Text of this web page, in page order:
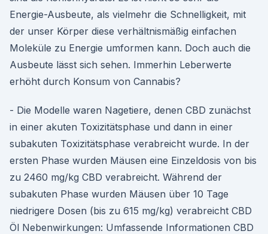
Energie-Ausbeute, als vielmehr die Schnelligkeit, mit
der unser Körper diese verhältnismäßig einfachen
Moleküle zu Energie umformen kann. Doch auch die
Ausbeute lässt sich sehen. Immerhin Leberwerte
erhöht durch Konsum von Cannabis?
- Die Modelle waren Nagetiere, denen CBD zunächst
in einer akuten Toxizitätsphase und dann in einer
subakuten Toxizitätsphase verabreicht wurde. In der
ersten Phase wurden Mäusen eine Einzeldosis von bis
zu 2460 mg/kg CBD verabreicht. Während der
subakuten Phase wurden Mäusen über 10 Tage
niedrigere Dosen (bis zu 615 mg/kg) verabreicht CBD
Öl Nebenwirkungen: Umfassende Informationen CBD